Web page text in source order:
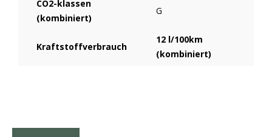
CO2-klassen
(kombiniert)
G
Kraftstoffverbrauch
12 l/100km
(kombiniert)